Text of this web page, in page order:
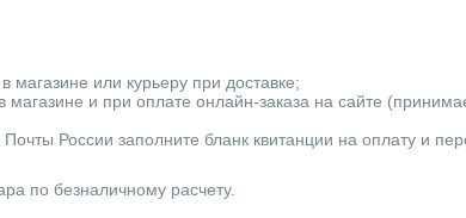
магазине или курьеру при доставке;
магазине и при оплате онлайн-заказа на сайте
России заполните бланк квитанции на оплату и
по безналичному расчету.